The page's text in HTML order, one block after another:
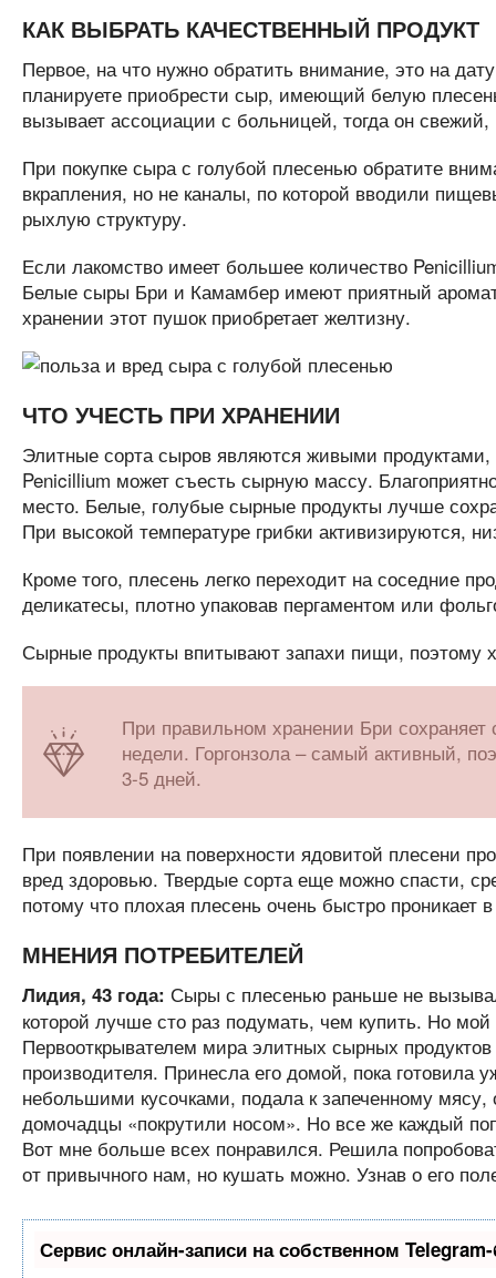
КАК ВЫБРАТЬ КАЧЕСТВЕННЫЙ ПРОДУКТ
Первое, на что нужно обратить внимание, это на
планируете приобрести сыр, имеющий белую
вызывает ассоциации с больницей, тогда он свежий,
При покупке сыра с голубой плесенью обратите
вкрапления, но не каналы, по которой вводили
рыхлую структуру.
Если лакомство имеет большее количество
Белые сыры Бри и Камамбер имеют приятный
хранении этот пушок приобретает желтизну.
ЧТО УЧЕСТЬ ПРИ ХРАНЕНИИ
Элитные сорта сыров являются живыми
Penicillium может съесть сырную массу.
место. Белые, голубые сырные продукты лучше
При высокой температуре грибки активизируются,
Кроме того, плесень легко переходит на соседние
деликатесы, плотно упаковав пергаментом или
Сырные продукты впитывают запахи пищи, поэтому
При правильном хранении Бри
недели. Горгонзола – самый активный,
3-5 дней.
При появлении на поверхности ядовитой плесени
вред здоровью. Твердые сорта еще можно спасти,
потому что плохая плесень очень быстро проникает
МНЕНИЯ ПОТРЕБИТЕЛЕЙ
Лидия, 43 года: Сыры с плесенью раньше не
которой лучше сто раз подумать, чем купить. Но
Первооткрывателем мира элитных сырных
производителя. Принесла его домой, пока готовила
небольшими кусочками, подала к запеченному
домочадцы «покрутили носом». Но все же каждый
Вот мне больше всех понравился. Решила
от привычного нам, но кушать можно. Узнав о его
Сервис онлайн-записи на собственном